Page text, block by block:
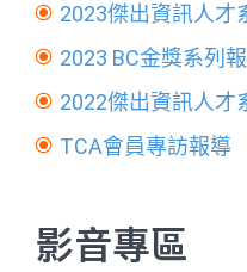
2023傑出資訊人才
2023 BC金獎系列
2022傑出資訊人才
TCA會員專訪報導
影音專區